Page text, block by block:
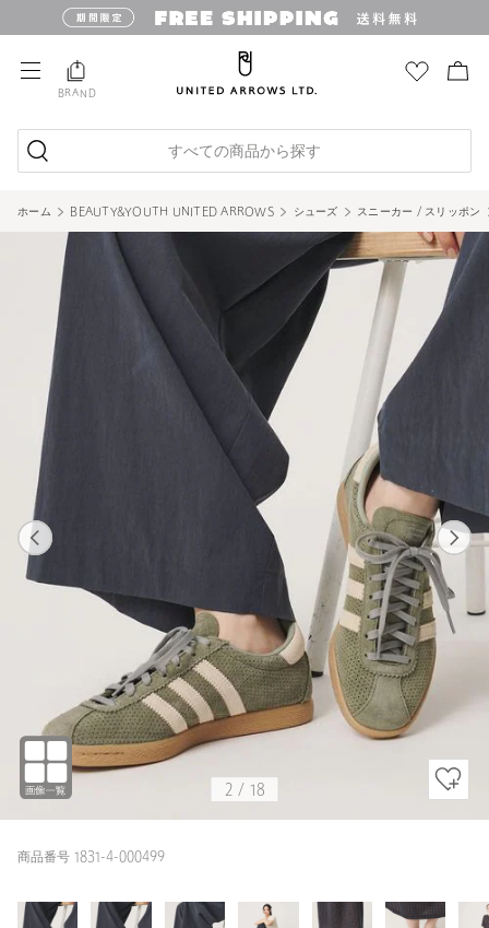
BRAND
すべての商品から探す
ホーム BEAUTY&YOUTH UNITED ARROWS シューズ スニーカー / スリッポン
2 / 18
商品番号 1831-4-000499
2 18
OLIVE
OLIVE / 24.5cm
158cm